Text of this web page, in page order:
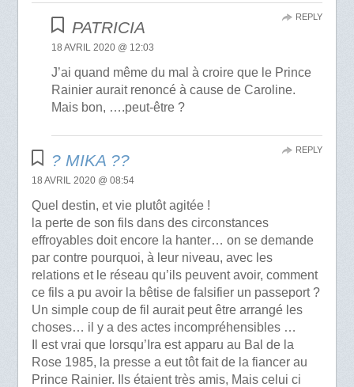
PATRICIA
18 AVRIL 2020 @ 12:03
J’ai quand même du mal à croire que le Prince
Rainier aurait renoncé à cause de Caroline.
Mais bon, ….peut-être ?
REPLY
? MIKA ??
18 AVRIL 2020 @ 08:54
Quel destin, et vie plutôt agitée !
la perte de son fils dans des circonstances
effroyables doit encore la hanter… on se demande
par contre pourquoi, à leur niveau, avec les
relations et le réseau qu’ils peuvent avoir, comment
ce fils a pu avoir la bêtise de falsifier un passeport ?
Un simple coup de fil aurait peut être arrangé les
choses… il y a des actes incompréhensibles …
Il est vrai que lorsqu’Ira est apparu au Bal de la
Rose 1985, la presse a eut tôt fait de la fiancer au
Prince Rainier. Ils étaient très amis, Mais celui ci
REPLY